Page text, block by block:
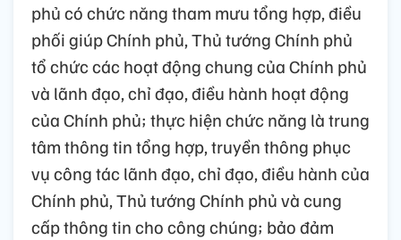
phủ có chức năng tham mưu tổng hợp, điều
phối giúp Chính phủ, Thủ tướng Chính phủ
tổ chức các hoạt động chung của Chính phủ
và lãnh đạo, chỉ đạo, điều hành hoạt động
của Chính phủ; thực hiện chức năng là trung
tâm thông tin tổng hợp, truyền thông phục
vụ công tác lãnh đạo, chỉ đạo, điều hành của
Chính phủ, Thủ tướng Chính phủ và cung
cấp thông tin cho công chúng; bảo đảm